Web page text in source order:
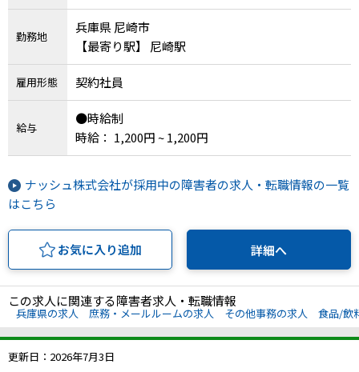
勤務地
兵庫県 尼崎市
【最寄り駅】 尼崎駅
雇用形態 契約社員
給与
●時給制
時給： 1,200円 ~ 1,200円
ナッシュ株式会社が採用中の障害者の求人・転職情報の一覧
はこちら
お気に入り追加 詳細へ
この求人に関連する障害者求人・転職情報
兵庫県の求人 庶務・メールルームの求人 その他事務の求人 食品/飲
更新日：2026年7月3日